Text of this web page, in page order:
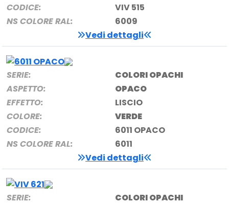
CODICE:
VIV 515
NS COLORE RAL:
6009
Vedi dettagli
SERIE:
COLORI OPACHI
ASPETTO:
OPACO
EFFETTO:
LISCIO
COLORE:
VERDE
CODICE:
6011 OPACO
NS COLORE RAL:
6011
Vedi dettagli
SERIE:
COLORI OPACHI